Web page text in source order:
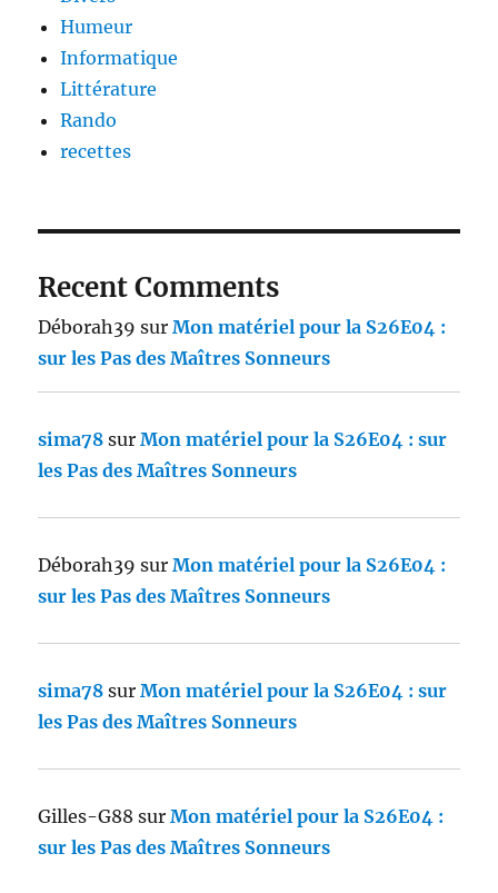
Humeur
Informatique
Littérature
Rando
recettes
Recent Comments
Déborah39 surMon matériel pour la S26E04 :
sur les Pas des Maîtres Sonneurs
sima78 surMon matériel pour la S26E04 : sur
les Pas des Maîtres Sonneurs
Déborah39 surMon matériel pour la S26E04 :
sur les Pas des Maîtres Sonneurs
sima78 surMon matériel pour la S26E04 : sur
les Pas des Maîtres Sonneurs
Gilles-G88 surMon matériel pour la S26E04 :
sur les Pas des Maîtres Sonneurs